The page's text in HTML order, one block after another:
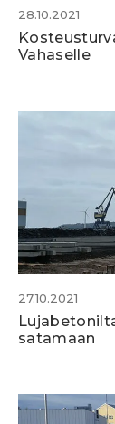
28.10.2021
Vahaselle
27.10.2021
satamaan